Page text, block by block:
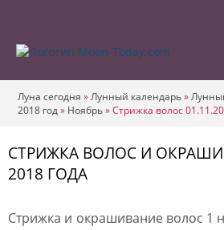
Луна сегодня »Лунный календарь»
2018 год» Ноябрь»Стрижка волос
СТРИЖКА ВОЛОС И
2018 ГОДА
Стрижка и окрашивание волос 1